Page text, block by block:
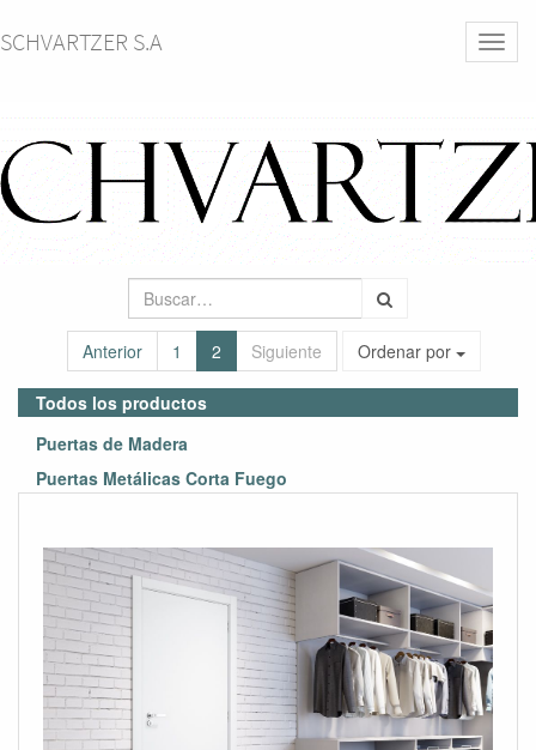
SCHVARTZER S.A
Anterior 1 2 Siguiente Ordenar por
Todos los productos
Puertas de Madera
Puertas Metálicas Corta Fuego